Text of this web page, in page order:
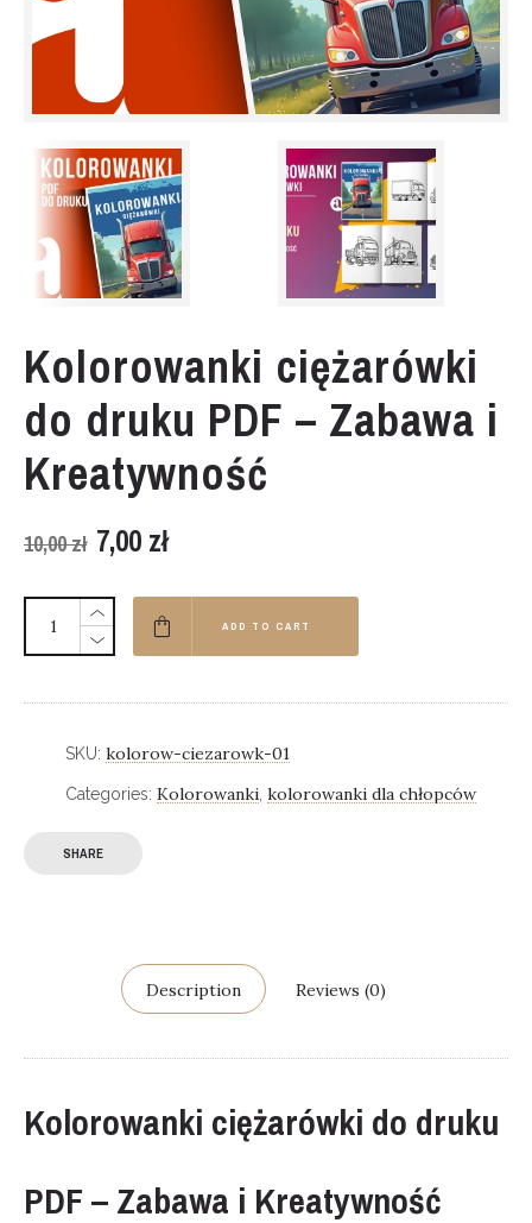
Kolorowanki ciężarówki
do druku PDF – Zabawa i
Kreatywność
10,00zł Original
was:
10,00 zł.
7,00 złCurrent
7,00 zł.
ADD TO CART
SKU: kolorow-ciezarowk-01
Categories: Kolorowanki, kolorowanki dla chłopców
SHARE
Description Reviews (0)
Kolorowanki ciężarówki do druku
PDF – Zabawa i Kreatywność